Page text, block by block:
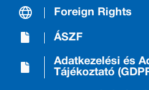
Foreign Rights
ÁSZF
Adatkezelési és
Tájékoztató